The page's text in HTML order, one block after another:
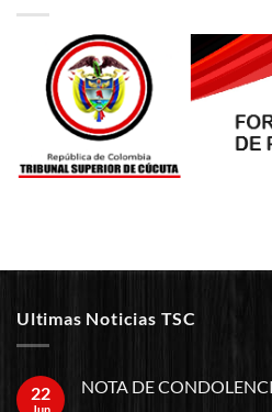
Ultimas Noticias TSC
22
Jun
NOTA DE